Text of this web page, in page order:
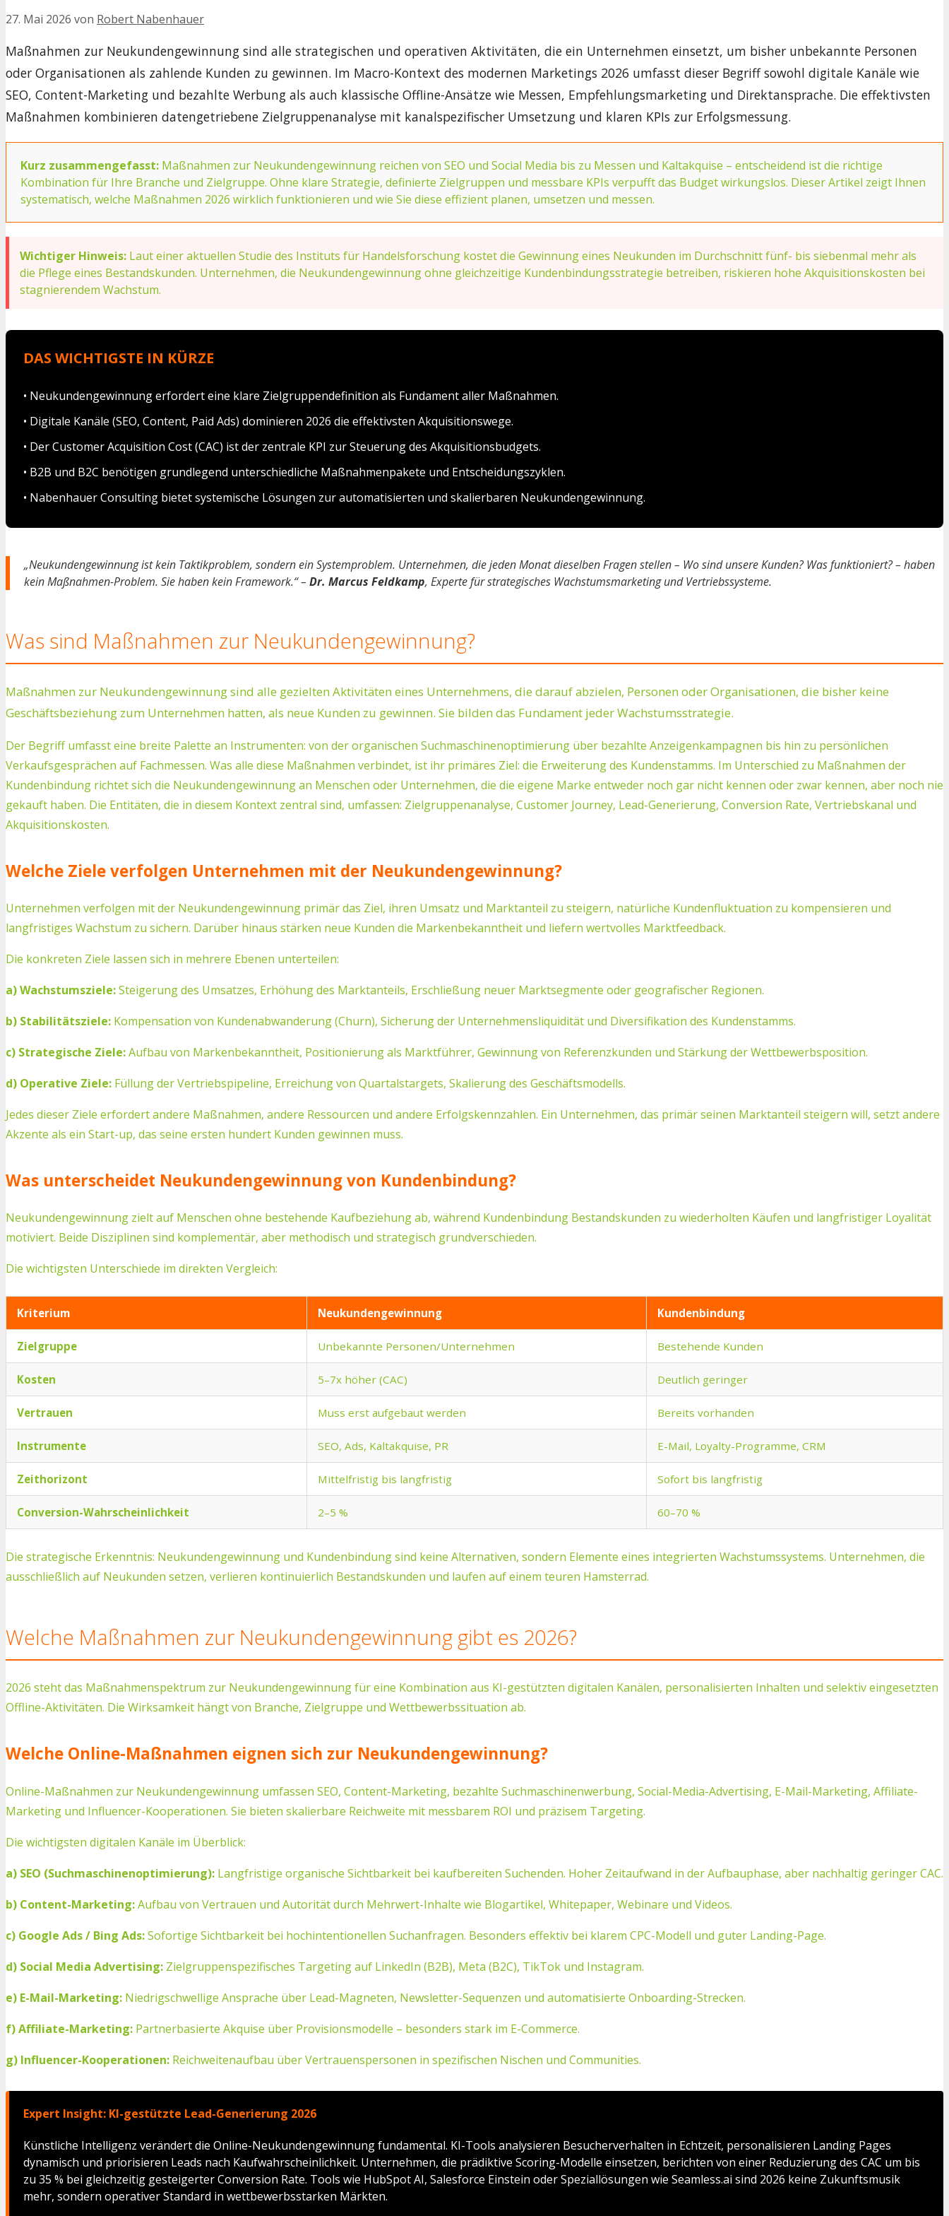
27. Mai 2026 von Robert Nabenhauer
Maßnahmen zur Neukundengewinnung sind alle strategischen und operativen Aktivitäten, die ein Unternehmen einsetzt, um bisher unbekannte Personen
oder Organisationen als zahlende Kunden zu gewinnen. Im Macro-Kontext des modernen Marketings 2026 umfasst dieser Begriff sowohl digitale Kanäle wie
SEO, Content-Marketing und bezahlte Werbung als auch klassische Offline-Ansätze wie Messen, Empfehlungsmarketing und Direktansprache. Die effektivsten
Maßnahmen kombinieren datengetriebene Zielgruppenanalyse mit kanalspezifischer Umsetzung und klaren KPIs zur Erfolgsmessung.
Kurz zusammengefasst: Maßnahmen zur Neukundengewinnung reichen von SEO und Social Media bis zu Messen und Kaltakquise – entscheidend ist die richtige
Kombination für Ihre Branche und Zielgruppe. Ohne klare Strategie, definierte Zielgruppen und messbare KPIs verpufft das Budget wirkungslos. Dieser Artikel zeigt Ihnen
systematisch, welche Maßnahmen 2026 wirklich funktionieren und wie Sie diese effizient planen, umsetzen und messen.
Wichtiger Hinweis: Laut einer aktuellen Studie des Instituts für Handelsforschung kostet die Gewinnung eines Neukunden im Durchschnitt fünf- bis siebenmal mehr als
die Pflege eines Bestandskunden. Unternehmen, die Neukundengewinnung ohne gleichzeitige Kundenbindungsstrategie betreiben, riskieren hohe Akquisitionskosten bei
stagnierendem Wachstum.
DAS WICHTIGSTE IN KÜRZE
• Neukundengewinnung erfordert eine klare Zielgruppendefinition als Fundament aller Maßnahmen.
• Digitale Kanäle (SEO, Content, Paid Ads) dominieren 2026 die effektivsten Akquisitionswege.
• Der Customer Acquisition Cost (CAC) ist der zentrale KPI zur Steuerung des Akquisitionsbudgets.
• B2B und B2C benötigen grundlegend unterschiedliche Maßnahmenpakete und Entscheidungszyklen.
• Nabenhauer Consulting bietet systemische Lösungen zur automatisierten und skalierbaren Neukundengewinnung.
„Neukundengewinnung ist kein Taktikproblem, sondern ein Systemproblem. Unternehmen, die jeden Monat dieselben Fragen stellen – Wo sind unsere Kunden? Was funktioniert? – haben
kein Maßnahmen-Problem. Sie haben kein Framework.“ – Dr. Marcus Feldkamp, Experte für strategisches Wachstumsmarketing und Vertriebssysteme.
Was sind Maßnahmen zur Neukundengewinnung?
Maßnahmen zur Neukundengewinnung sind alle gezielten Aktivitäten eines Unternehmens, die darauf abzielen, Personen oder Organisationen, die bisher keine
Geschäftsbeziehung zum Unternehmen hatten, als neue Kunden zu gewinnen. Sie bilden das Fundament jeder Wachstumsstrategie.
Der Begriff umfasst eine breite Palette an Instrumenten: von der organischen Suchmaschinenoptimierung über bezahlte Anzeigenkampagnen bis hin zu persönlichen
Verkaufsgesprächen auf Fachmessen. Was alle diese Maßnahmen verbindet, ist ihr primäres Ziel: die Erweiterung des Kundenstamms. Im Unterschied zu Maßnahmen der
Kundenbindung richtet sich die Neukundengewinnung an Menschen oder Unternehmen, die die eigene Marke entweder noch gar nicht kennen oder zwar kennen, aber noch nie
gekauft haben. Die Entitäten, die in diesem Kontext zentral sind, umfassen: Zielgruppenanalyse, Customer Journey, Lead-Generierung, Conversion Rate, Vertriebskanal und
Akquisitionskosten.
Welche Ziele verfolgen Unternehmen mit der Neukundengewinnung?
Unternehmen verfolgen mit der Neukundengewinnung primär das Ziel, ihren Umsatz und Marktanteil zu steigern, natürliche Kundenfluktuation zu kompensieren und
langfristiges Wachstum zu sichern. Darüber hinaus stärken neue Kunden die Markenbekanntheit und liefern wertvolles Marktfeedback.
Die konkreten Ziele lassen sich in mehrere Ebenen unterteilen:
a) Wachstumsziele:Steigerung des Umsatzes, Erhöhung des Marktanteils, Erschließung neuer Marktsegmente oder geografischer Regionen.
b) Stabilitätsziele: Kompensation von Kundenabwanderung (Churn), Sicherung der Unternehmensliquidität und Diversifikation des Kundenstamms.
c) Strategische Ziele:Aufbau von Markenbekanntheit, Positionierung als Marktführer, Gewinnung von Referenzkunden und Stärkung der Wettbewerbsposition.
d) Operative Ziele: Füllung der Vertriebspipeline, Erreichung von Quartalstargets, Skalierung des Geschäftsmodells.
Jedes dieser Ziele erfordert andere Maßnahmen, andere Ressourcen und andere Erfolgskennzahlen. Ein Unternehmen, das primär seinen Marktanteil steigern will, setzt andere
Akzente als ein Start-up, das seine ersten hundert Kunden gewinnen muss.
Was unterscheidet Neukundengewinnung von Kundenbindung?
Neukundengewinnung zielt auf Menschen ohne bestehende Kaufbeziehung ab, während Kundenbindung Bestandskunden zu wiederholten Käufen und langfristiger Loyalität
motiviert. Beide Disziplinen sind komplementär, aber methodisch und strategisch grundverschieden.
Die wichtigsten Unterschiede im direkten Vergleich:
Kriterium Neukundengewinnung Kundenbindung
Zielgruppe Unbekannte Personen/Unternehmen Bestehende Kunden
Kosten 5–7x höher (CAC) Deutlich geringer
Vertrauen Muss erst aufgebaut werden Bereits vorhanden
Instrumente SEO, Ads, Kaltakquise, PR E-Mail, Loyalty-Programme, CRM
Zeithorizont Mittelfristig bis langfristig Sofort bis langfristig
Conversion-Wahrscheinlichkeit 2–5 % 60–70 %
Die strategische Erkenntnis: Neukundengewinnung und Kundenbindung sind keine Alternativen, sondern Elemente eines integrierten Wachstumssystems. Unternehmen, die
ausschließlich auf Neukunden setzen, verlieren kontinuierlich Bestandskunden und laufen auf einem teuren Hamsterrad.
Welche Maßnahmen zur Neukundengewinnung gibt es 2026?
2026 steht das Maßnahmenspektrum zur Neukundengewinnung für eine Kombination aus KI-gestützten digitalen Kanälen, personalisierten Inhalten und selektiv eingesetzten
Offline-Aktivitäten. Die Wirksamkeit hängt von Branche, Zielgruppe und Wettbewerbssituation ab.
Welche Online-Maßnahmen eignen sich zur Neukundengewinnung?
Online-Maßnahmen zur Neukundengewinnung umfassen SEO, Content-Marketing, bezahlte Suchmaschinenwerbung, Social-Media-Advertising, E-Mail-Marketing, Affiliate-
Marketing und Influencer-Kooperationen. Sie bieten skalierbare Reichweite mit messbarem ROI und präzisem Targeting.
Die wichtigsten digitalen Kanäle im Überblick:
a) SEO (Suchmaschinenoptimierung): Langfristige organische Sichtbarkeit bei kaufbereiten Suchenden. Hoher Zeitaufwand in der Aufbauphase, aber nachhaltig geringer CAC.
b) Content-Marketing:Aufbau von Vertrauen und Autorität durch Mehrwert-Inhalte wie Blogartikel, Whitepaper, Webinare und Videos.
c) Google Ads / Bing Ads:Sofortige Sichtbarkeit bei hochintentionellen Suchanfragen. Besonders effektiv bei klarem CPC-Modell und guter Landing-Page.
d) Social Media Advertising: Zielgruppenspezifisches Targeting auf LinkedIn (B2B), Meta (B2C), TikTok und Instagram.
e) E-Mail-Marketing: Niedrigschwellige Ansprache über Lead-Magneten, Newsletter-Sequenzen und automatisierte Onboarding-Strecken.
f) Affiliate-Marketing: Partnerbasierte Akquise über Provisionsmodelle – besonders stark im E-Commerce.
g) Influencer-Kooperationen: Reichweitenaufbau über Vertrauenspersonen in spezifischen Nischen und Communities.
Expert Insight: KI-gestützte Lead-Generierung 2026
Künstliche Intelligenz verändert die Online-Neukundengewinnung fundamental. KI-Tools analysieren Besucherverhalten in Echtzeit, personalisieren Landing Pages
dynamisch und priorisieren Leads nach Kaufwahrscheinlichkeit. Unternehmen, die prädiktive Scoring-Modelle einsetzen, berichten von einer Reduzierung des CAC um bis
zu 35 % bei gleichzeitig gesteigerter Conversion Rate. Tools wie HubSpot AI, Salesforce Einstein oder Speziallösungen wie Seamless.ai sind 2026 keine Zukunftsmusik
mehr, sondern operativer Standard in wettbewerbsstarken Märkten.